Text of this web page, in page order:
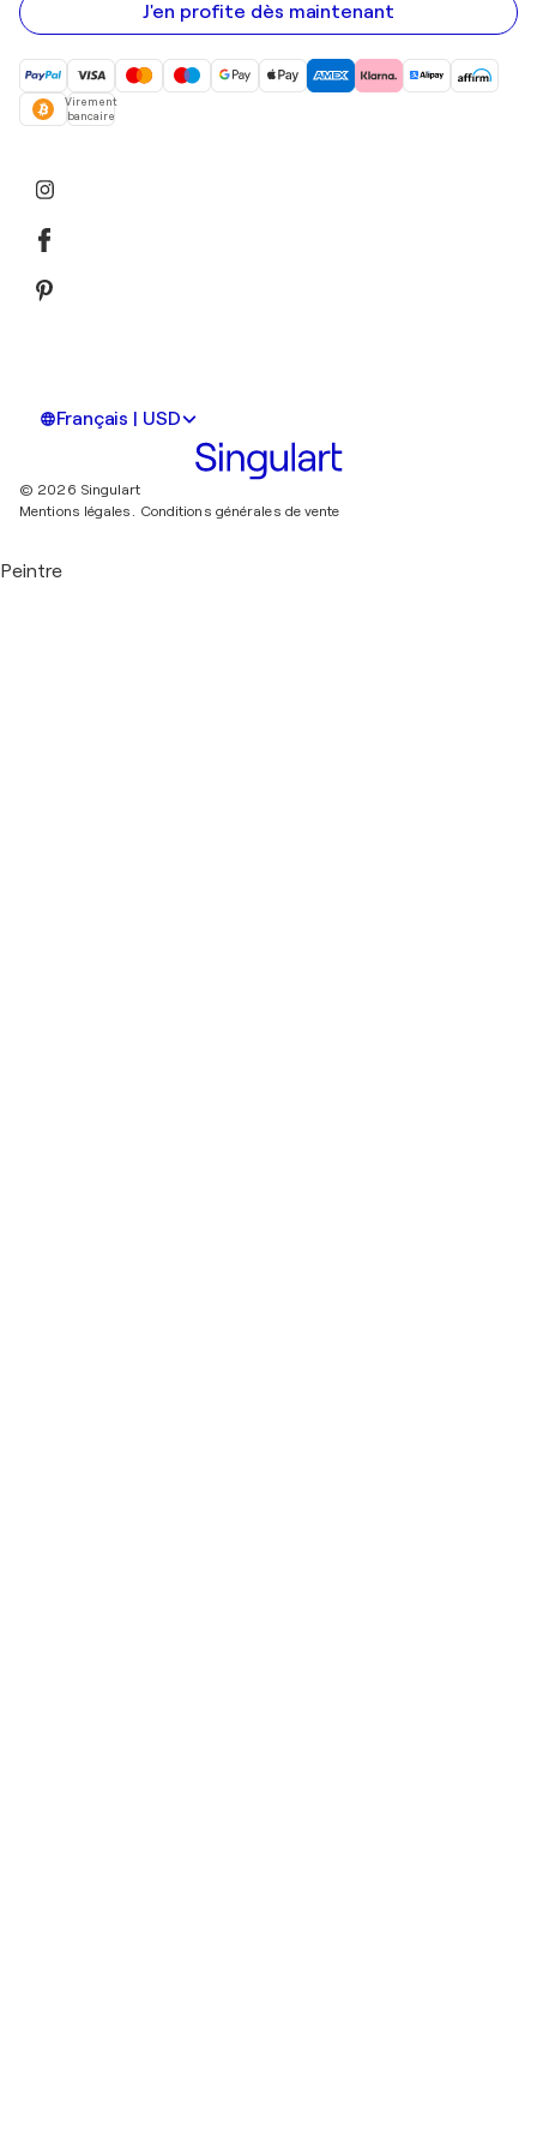
mail
J'en profite dès maintenant
Virement
bancaire
Français | USD
© 2026 Singulart
Mentions légales.
Conditions générales de vente
Peintre